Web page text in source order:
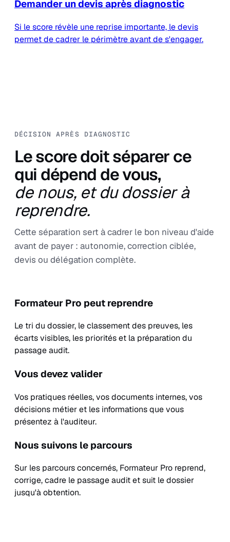
Demander un devis après diagnostic
Si le score révèle une reprise importante, le devis
permet de cadrer le périmètre avant de s'engager.
DÉCISION APRÈS DIAGNOSTIC
Le score doit séparer ce
qui dépend de vous,
de nous, et du dossier à
reprendre.
Cette séparation sert à cadrer le bon niveau d'aide
avant de payer : autonomie, correction ciblée,
devis ou délégation complète.
Formateur Pro peut reprendre
Le tri du dossier, le classement des preuves, les
écarts visibles, les priorités et la préparation du
passage audit.
Vous devez valider
Vos pratiques réelles, vos documents internes, vos
décisions métier et les informations que vous
présentez à l'auditeur.
Nous suivons le parcours
Sur les parcours concernés, Formateur Pro reprend,
corrige, cadre le passage audit et suit le dossier
jusqu'à obtention.